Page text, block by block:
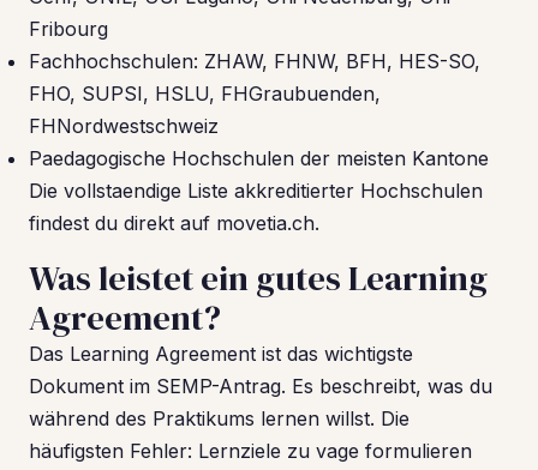
Fribourg
Fachhochschulen: ZHAW, FHNW, BFH, HES-SO,
FHO, SUPSI, HSLU, FHGraubuenden,
FHNordwestschweiz
Paedagogische Hochschulen der meisten Kantone
Die vollstaendige Liste akkreditierter Hochschulen
findest du direkt auf movetia.ch.
Was leistet ein gutes Learning
Agreement?
Das Learning Agreement ist das wichtigste
Dokument im SEMP-Antrag. Es beschreibt, was du
während des Praktikums lernen willst. Die
häufigsten Fehler: Lernziele zu vage formulieren